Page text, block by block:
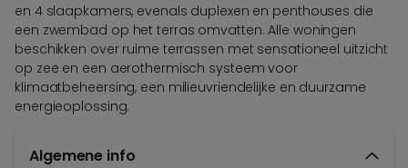
en 4 slaapkamers, evenals duplexen en penthouses die
een zwembad op het terras omvatten. Alle woningen
beschikken over ruime terrassen met sensationeel uitzicht
op zee en een aerothermisch systeem voor
klimaatbeheersing, een milieuvriendelijke en duurzame
energieoplossing.
Algemene info